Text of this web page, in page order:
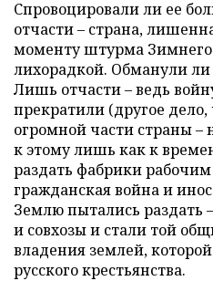
Спровоцировали ли ее
отчасти – страна,
моменту штурма Зимнего
лихорадкой. Обманули
Лишь отчасти – ведь
прекратили (другое
огромной части страны –
к этому лишь как к
раздать фабрики
гражданская война и
Землю пытались раздать
и совхозы и стали той
владения землей,
русского крестьянства.